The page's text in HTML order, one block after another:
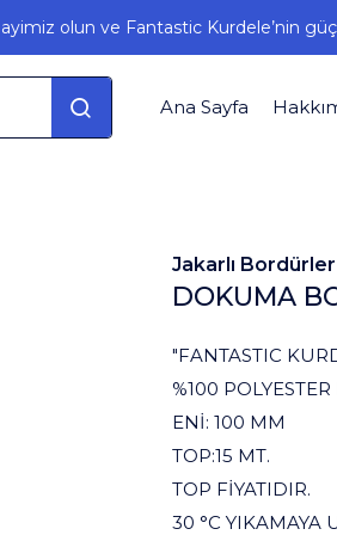
olun ve Fantastic Kurdele’nin
Ana Sayfa
Jakarlı
DOKUMA
"FANTASTIC
%100
ENİ: 100 MM
TOP:15 MT.
TOP FİYATIDIR.
30 °C YIKAMAYA